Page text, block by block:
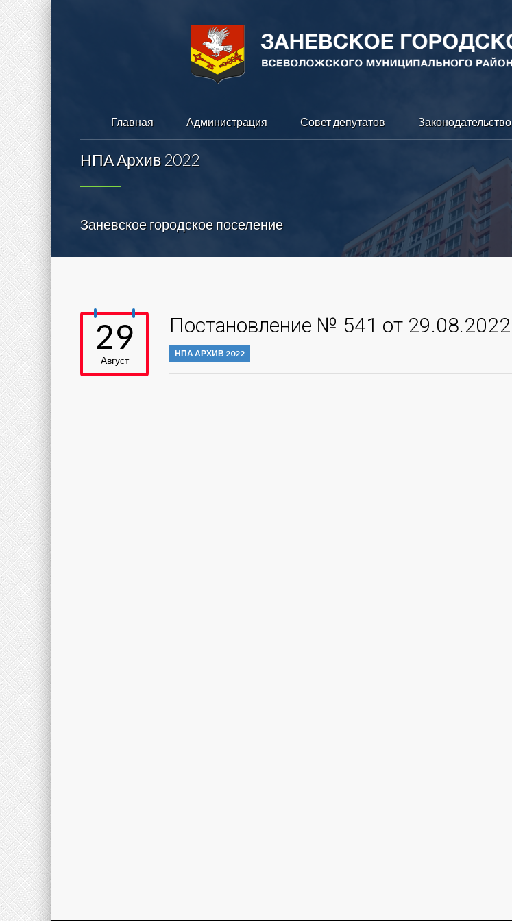
Главная Администрация Совет депутатов Законодательство
НПА Архив 2022
Заневское городское поселение
29
Август
Постановление № 541 от 29.08.2022
НПА АРХИВ 2022